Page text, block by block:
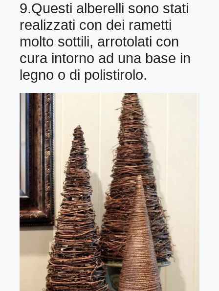
9.Questi alberelli sono stati
realizzati con dei rametti
molto sottili, arrotolati con
cura intorno ad una base in
legno o di polistirolo.